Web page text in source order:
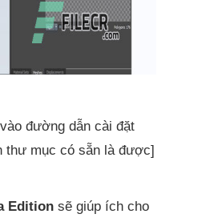
đường dẫn cài đặt
thư mục có sẵn là được]
Edition sẽ giúp ích cho